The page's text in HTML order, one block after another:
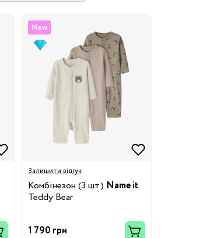
New
Залишити відгук
Комбінезон (3 шт.) Name it
Teddy Bear
1 790 грн